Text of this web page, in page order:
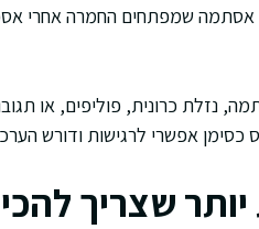
אסתמה שמפתחים החמרה אחרי
נזלת כרונית, פוליפים, או
כסימן אפשרי לרגישות ודורש
שצריך